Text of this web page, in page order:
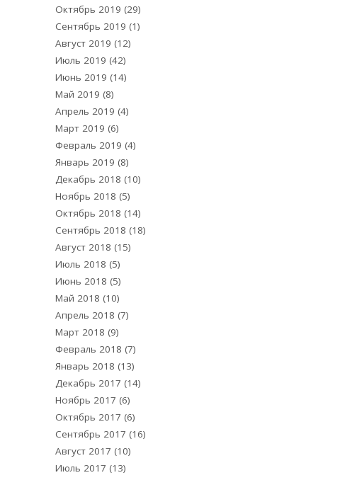
Октябрь 2019 (29)
Сентябрь 2019 (1)
Август 2019 (12)
Июль 2019 (42)
Июнь 2019 (14)
Май 2019 (8)
Апрель 2019 (4)
Март 2019 (6)
Февраль 2019 (4)
Январь 2019 (8)
Декабрь 2018 (10)
Ноябрь 2018 (5)
Октябрь 2018 (14)
Сентябрь 2018 (18)
Август 2018 (15)
Июль 2018 (5)
Июнь 2018 (5)
Май 2018 (10)
Апрель 2018 (7)
Март 2018 (9)
Февраль 2018 (7)
Январь 2018 (13)
Декабрь 2017 (14)
Ноябрь 2017 (6)
Октябрь 2017 (6)
Сентябрь 2017 (16)
Август 2017 (10)
Июль 2017 (13)